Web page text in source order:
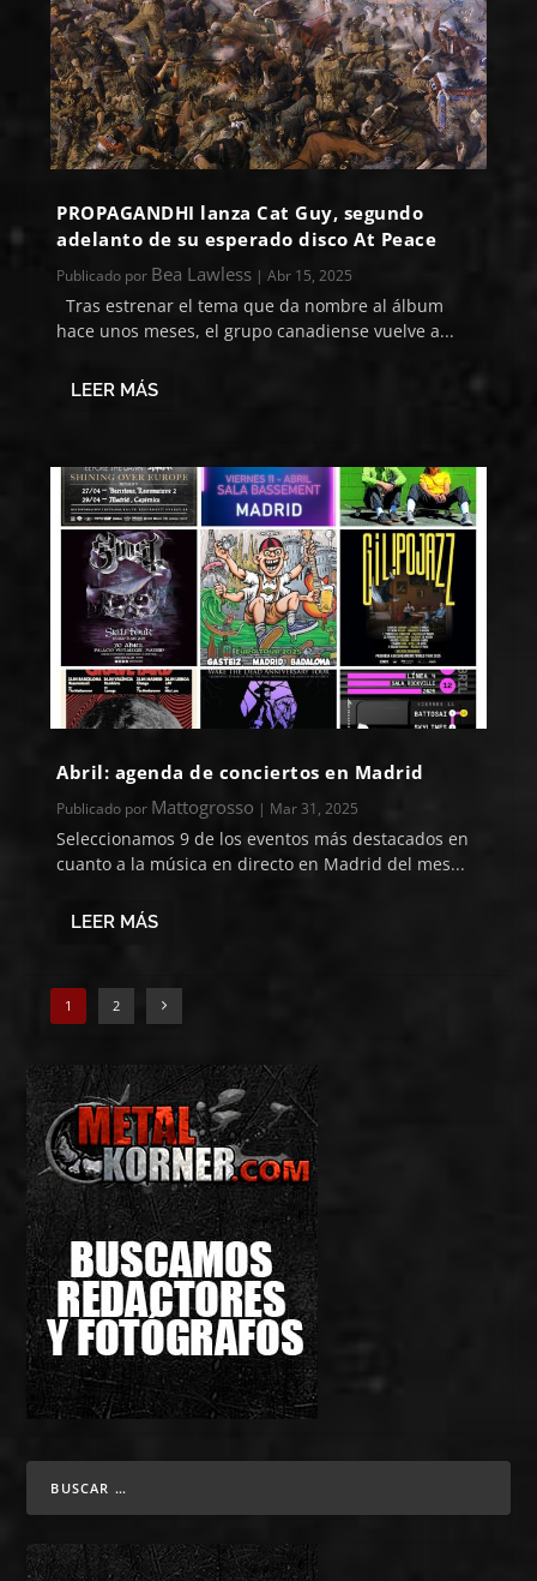
PROPAGANDHI lanza Cat Guy, segundo
adelanto de su esperado disco At Peace
Publicado por Bea Lawless |Abr 15, 2025
Tras estrenar el tema que da nombre al álbum
hace unos meses, el grupo canadiense vuelve a...
LEER MÁS
Abril: agenda de conciertos en Madrid
Publicado por Mattogrosso | Mar 31, 2025
Seleccionamos 9 de los eventos más destacados en
cuanto a la música en directo en Madrid del mes...
LEER MÁS
1 2